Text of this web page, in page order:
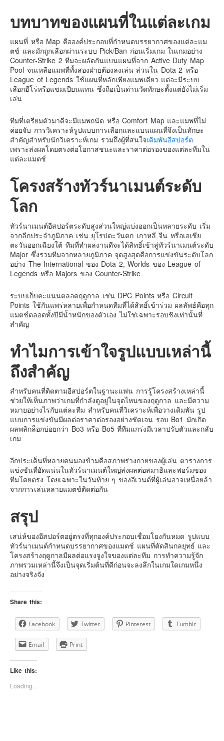
มาเก๊า
มัลดีฟส์
อินเดีย
อินโดนีเซีย
เกาหลีใต้
ไต้หวัน
ฟิลิปปินส์
ออสเตรเลีย
อเมริกา
ร้านอร่อย
บทความครอบครัว
Beauty Review
รีวิวสายการบิน
Products & Applications
Events & PR News
About Us
Contact & Support Us
บทบาทของแผนที่ในแต่ละเกม
แผนที่ หรือ Map คือองค์ประกอบที่กำหนดบรรยากาศของแต่ละแม
ตช์ และมักถูกเลือกผ่านระบบ Pick/Ban ก่อนเริ่มเกม ในเกมอย่าง
Counter-Strike 2 ทีมจะผลัดกันแบนแผนที่จาก Active Duty Map
Pool จนเหลือแมพที่ทั้งสองฝ่ายต้องลงเล่น ส่วนใน Dota 2 หรือ
League of Legends ใช้แผนที่หลักเพียงแมพเดียว แต่จะมีระบบ
เลือกฮีโร่หรือแชมเปียนแทน ซึ่งถือเป็นด่านวัดทักษะตั้งแต่ยังไม่เริ่ม
เล่น
ทีมที่เตรียมตัวมาดีจะมีแมพถนัด หรือ Comfort Map และแมพที่ไม่
ค่อยจับ การวิเคราะห์รูปแบบการเลือกและแบนแผนที่จึงเป็นทักษะ
สำคัญสำหรับนักวิเคราะห์เกม รวมถึงผู้ที่สนใจเดิมพันอีสปอร์ต
เพราะส่งผลโดยตรงต่อโอกาสชนะและราคาต่อรองของแต่ละทีมใน
แต่ละแมตช์
โครงสร้างทัวร์นาเมนต์ระดับ
โลก
ทัวร์นาเมนต์อีสปอร์ตระดับสูงส่วนใหญ่แบ่งออกเป็นหลายระดับ เริ่ม
จากลีกประจำภูมิภาค เช่น ยุโรปตะวันตก เกาหลี จีน หรือเอเชีย
ตะวันออกเฉียงใต้ ทีมที่ทำผลงานดีจะได้สิทธิ์เข้าสู่ทัวร์นาเมนต์ระดับ
Major ซึ่งรวมทีมจากหลายภูมิภาค จุดสูงสุดคือการแข่งขันระดับโลก
อย่าง The International ของ Dota 2, Worlds ของ League of
Legends หรือ Majors ของ Counter-Strike
ระบบเก็บคะแนนตลอดฤดูกาล เช่น DPC Points หรือ Circuit
Points ใช้กันแพร่หลายเพื่อกำหนดทีมที่ได้สิทธิ์เข้าร่วม ผลลัพธ์คือทุก
แมตช์ตลอดทั้งปีมีน้ำหนักของตัวเอง ไม่ใช่เฉพาะรอบชิงเท่านั้นที่
สำคัญ
ทำไมการเข้าใจรูปแบบเหล่านี้
ถึงสำคัญ
สำหรับคนที่ติดตามอีสปอร์ตในฐานะแฟน การรู้โครงสร้างเหล่านี้
ช่วยให้เห็นภาพว่าเกมที่กำลังดูอยู่ในจุดไหนของฤดูกาล และมีความ
หมายอย่างไรกับแต่ละทีม สำหรับคนที่วิเคราะห์เพื่อวางเดิมพัน รูป
แบบการแข่งขันมีผลต่อราคาต่อรองอย่างชัดเจน รอบ Bo1 มักเกิด
ผลพลิกล็อกบ่อยกว่า Bo3 หรือ Bo5 ที่ทีมแกร่งมีเวลาปรับตัวและกลับ
เกม
อีกประเด็นที่หลายคนมองข้ามคือสภาพร่างกายของผู้เล่น ตารางการ
แข่งขันที่อัดแน่นในทัวร์นาเมนต์ใหญ่ส่งผลต่อสมาธิและฟอร์มของ
ทีมโดยตรง โดยเฉพาะในวันท้าย ๆ ของอีเวนต์ที่ผู้เล่นอาจเหนื่อยล้า
จากการเล่นหลายแมตช์ติดต่อกัน
สรุป
เสน่ห์ของอีสปอร์ตอยู่ตรงที่ทุกองค์ประกอบเชื่อมโยงกันหมด รูปแบบ
ทัวร์นาเมนต์กำหนดบรรยากาศของแมตช์ แผนที่ตัดสินกลยุทธ์ และ
โครงสร้างฤดูกาลมีผลต่อแรงจูงใจของแต่ละทีม การทำความรู้จัก
ภาพรวมเหล่านี้จึงเป็นจุดเริ่มต้นที่ดีก่อนจะลงลึกในเกมใดเกมหนึ่ง
อย่างจริงจัง
Share this:
Facebook Twitter Pinterest Tumblr
Email Print
Like this:
Loading...